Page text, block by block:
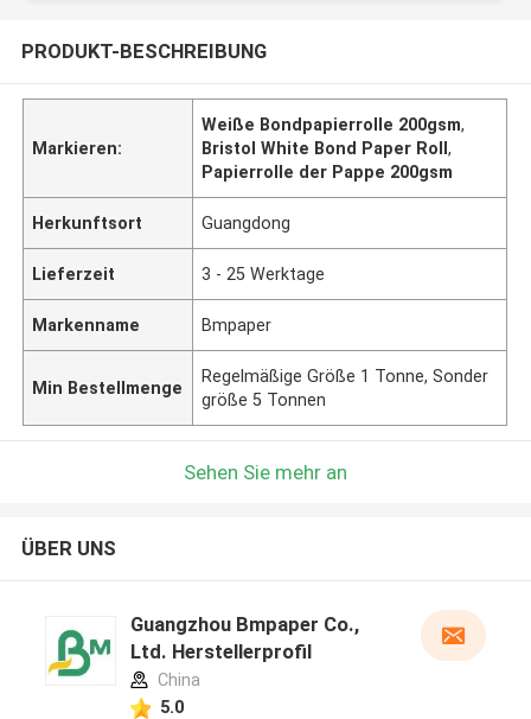
PRODUKT-BESCHREIBUNG
Markieren:
Weiße Bondpapierrolle 200gsm,
Bristol White Bond Paper Roll,
Papierrolle der Pappe 200gsm
Herkunftsort Guangdong
Lieferzeit 3 - 25 Werktage
Markenname Bmpaper
Min Bestellmenge
Regelmäßige Größe 1 Tonne, Sonder
größe 5 Tonnen
Sehen Sie mehr an
ÜBER UNS
Guangzhou Bmpaper Co.,
Ltd. Herstellerprofil
China
5.0